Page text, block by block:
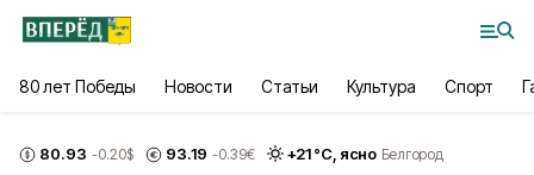
80 лет Победы Новости Статьи Культура Спорт
80.93 -0.20$ 93.19 -0.39€ +21°С, ясно Белгород